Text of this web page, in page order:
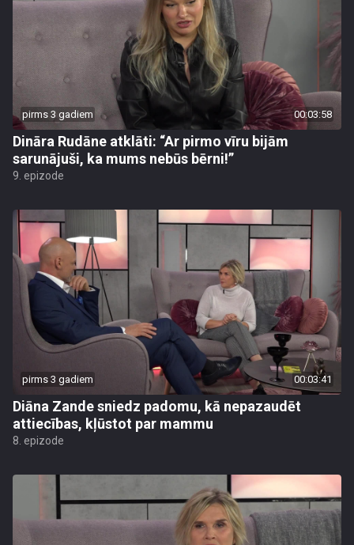
pirms 3 gadiem 00:03:58
Dināra Rudāne atklāti: “Ar pirmo vīru bijām
sarunājuši, ka mums nebūs bērni!”
9. epizode
pirms 3 gadiem 00:03:41
Diāna Zande sniedz padomu, kā nepazaudēt
attiecības, kļūstot par mammu
8. epizode